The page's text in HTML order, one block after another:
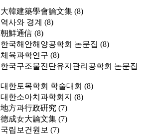
大韓建築學會論文集 (8)
역사와 경계 (8)
朝鮮通信 (8)
한국해안해양공학회 논문집 (8)
체육과학연구 (8)
한국구조물진단유지관리공학회 논문집
대한토목학회 학술대회 (8)
대한소아치과학회지 (8)
地方과行政硏究 (7)
德成女大論文集 (7)
국립보건원보 (7)